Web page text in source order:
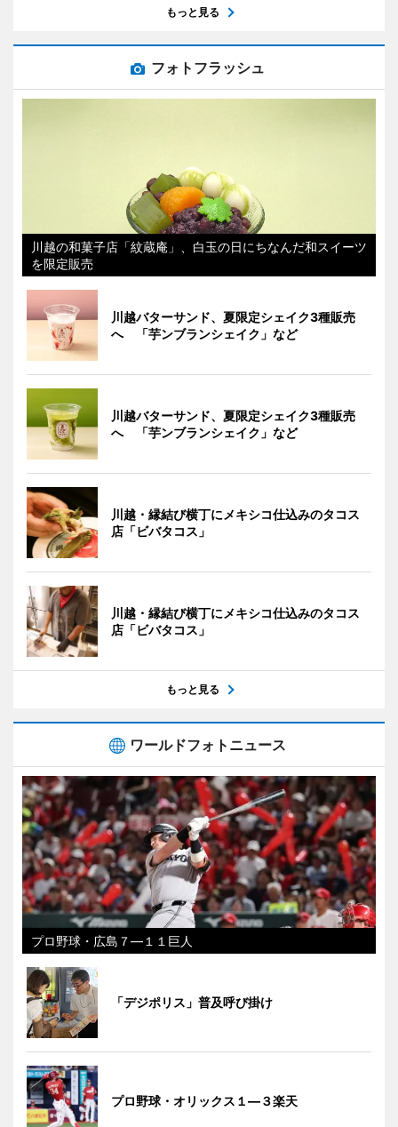
もっと見る
フォトフラッシュ
川越の和菓子店「紋蔵庵」、白玉の日にちなんだ和スイーツ
を限定販売
川越バターサンド、夏限定シェイク3種販売
へ 「芋ンブランシェイク」など
川越バターサンド、夏限定シェイク3種販売
へ 「芋ンブランシェイク」など
川越・縁結び横丁にメキシコ仕込みのタコス
店「ビバタコス」
川越・縁結び横丁にメキシコ仕込みのタコス
店「ビバタコス」
もっと見る
ワールドフォトニュース
プロ野球・広島７―１１巨人
「デジポリス」普及呼び掛け
プロ野球・オリックス１―３楽天